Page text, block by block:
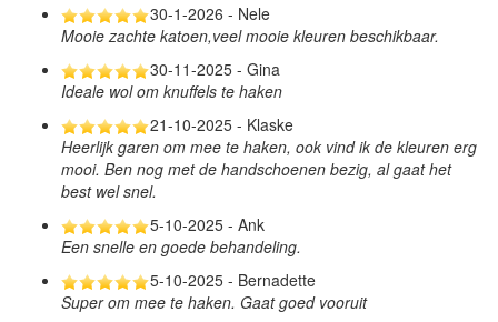
30-1-2026 - Nele
Mooie zachte katoen,veel mooie kleuren beschikbaar.
30-11-2025 - Gina
Ideale wol om knuffels te haken
21-10-2025 - Klaske
Heerlijk garen om mee te haken, ook vind ik de kleuren erg
mooi. Ben nog met de handschoenen bezig, al gaat het
best wel snel.
5-10-2025 - Ank
Een snelle en goede behandeling.
5-10-2025 - Bernadette
Super om mee te haken. Gaat goed vooruit